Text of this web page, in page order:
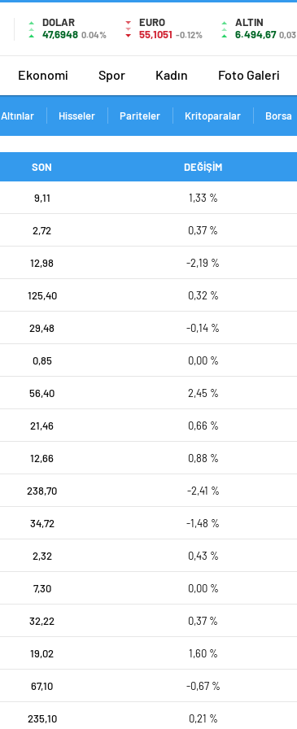
DOLAR
47,6948 0.04%
EURO
55,1051 -0.12%
ALTIN
6.494,67 0,03
Ekonomi Spor Kadın Foto Galeri
Altınlar Hisseler Pariteler Kritoparalar Borsa
SON DEĞİŞİM
9,11 1,33 %
2,72 0,37 %
12,98 -2,19 %
125,40 0,32 %
29,48 -0,14 %
0,85 0,00 %
56,40 2,45 %
21,46 0,66 %
12,66 0,88 %
238,70 -2,41 %
34,72 -1,48 %
2,32 0,43 %
7,30 0,00 %
32,22 0,37 %
19,02 1,60 %
67,10 -0,67 %
235,10 0,21 %